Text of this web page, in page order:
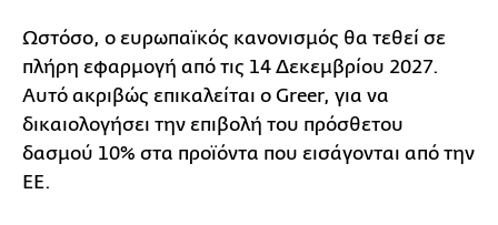
Ωστόσο, ο ευρωπαϊκός κανονισμός θα τεθεί σε
πλήρη εφαρμογή από τις 14 Δεκεμβρίου 2027.
Αυτό ακριβώς επικαλείται o Greer, για να
δικαιολογήσει την επιβολή του πρόσθετου
δασμού 10% στα προϊόντα που εισάγονται από την
ΕΕ.